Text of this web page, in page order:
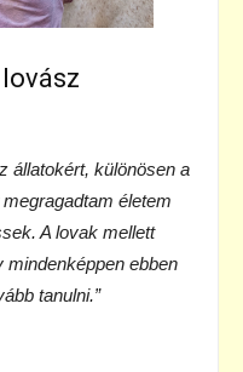
állatokért, különösen a
életem
A lovak mellett
ebben
tanulni.”